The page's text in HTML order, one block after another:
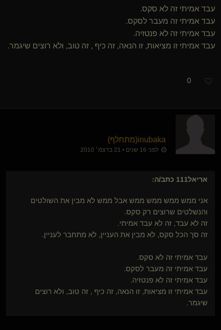
עבד אמיתי זה לא סקס.
עבד אמיתי זה מעבר לסקס.
עבד אמיתי זה לא פנטזיה.
עבד אמיתי זו מציאות, זו הנאה, זה כיף , זה טוב, ולא רוצים שיגמר.
0
inubaka​(מתחלף)
לפני 16 שנים • 21 בדצמ׳ 2010
אריאל111 כתב/ה:
אני ממש ממש ממש ממש אבל ממש לא מבין את השולטים
והנשלטים שרוצים רק סקס.
זה לא עבד, זה לא עבד אמיתי.
זה סך הכל סקס, לא מבין את העניין, לא מתחבר לעניין.
עבד אמיתי זה לא סקס.
עבד אמיתי זה מעבר לסקס.
עבד אמיתי זה לא פנטזיה.
עבד אמיתי זו מציאות, זו הנאה, זה כיף , זה טוב, ולא רוצים
שיגמר.